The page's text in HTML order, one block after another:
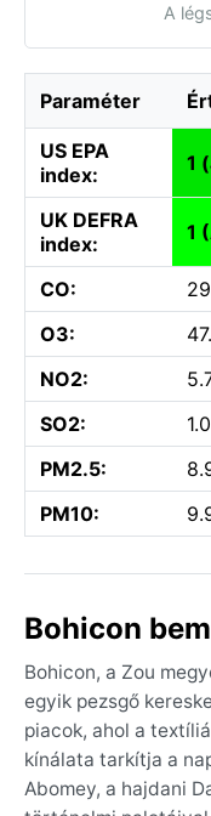
A
Paraméter
US EPA
index:
1
UK DEFRA
index:
1
CO:
O3:
NO2:
SO2:
PM2.5:
PM10:
Bohicon
Bohicon, a Zou
egyik pezsgő
piacok, ahol a
kínálata tarkítja a
Abomey, a hajdani